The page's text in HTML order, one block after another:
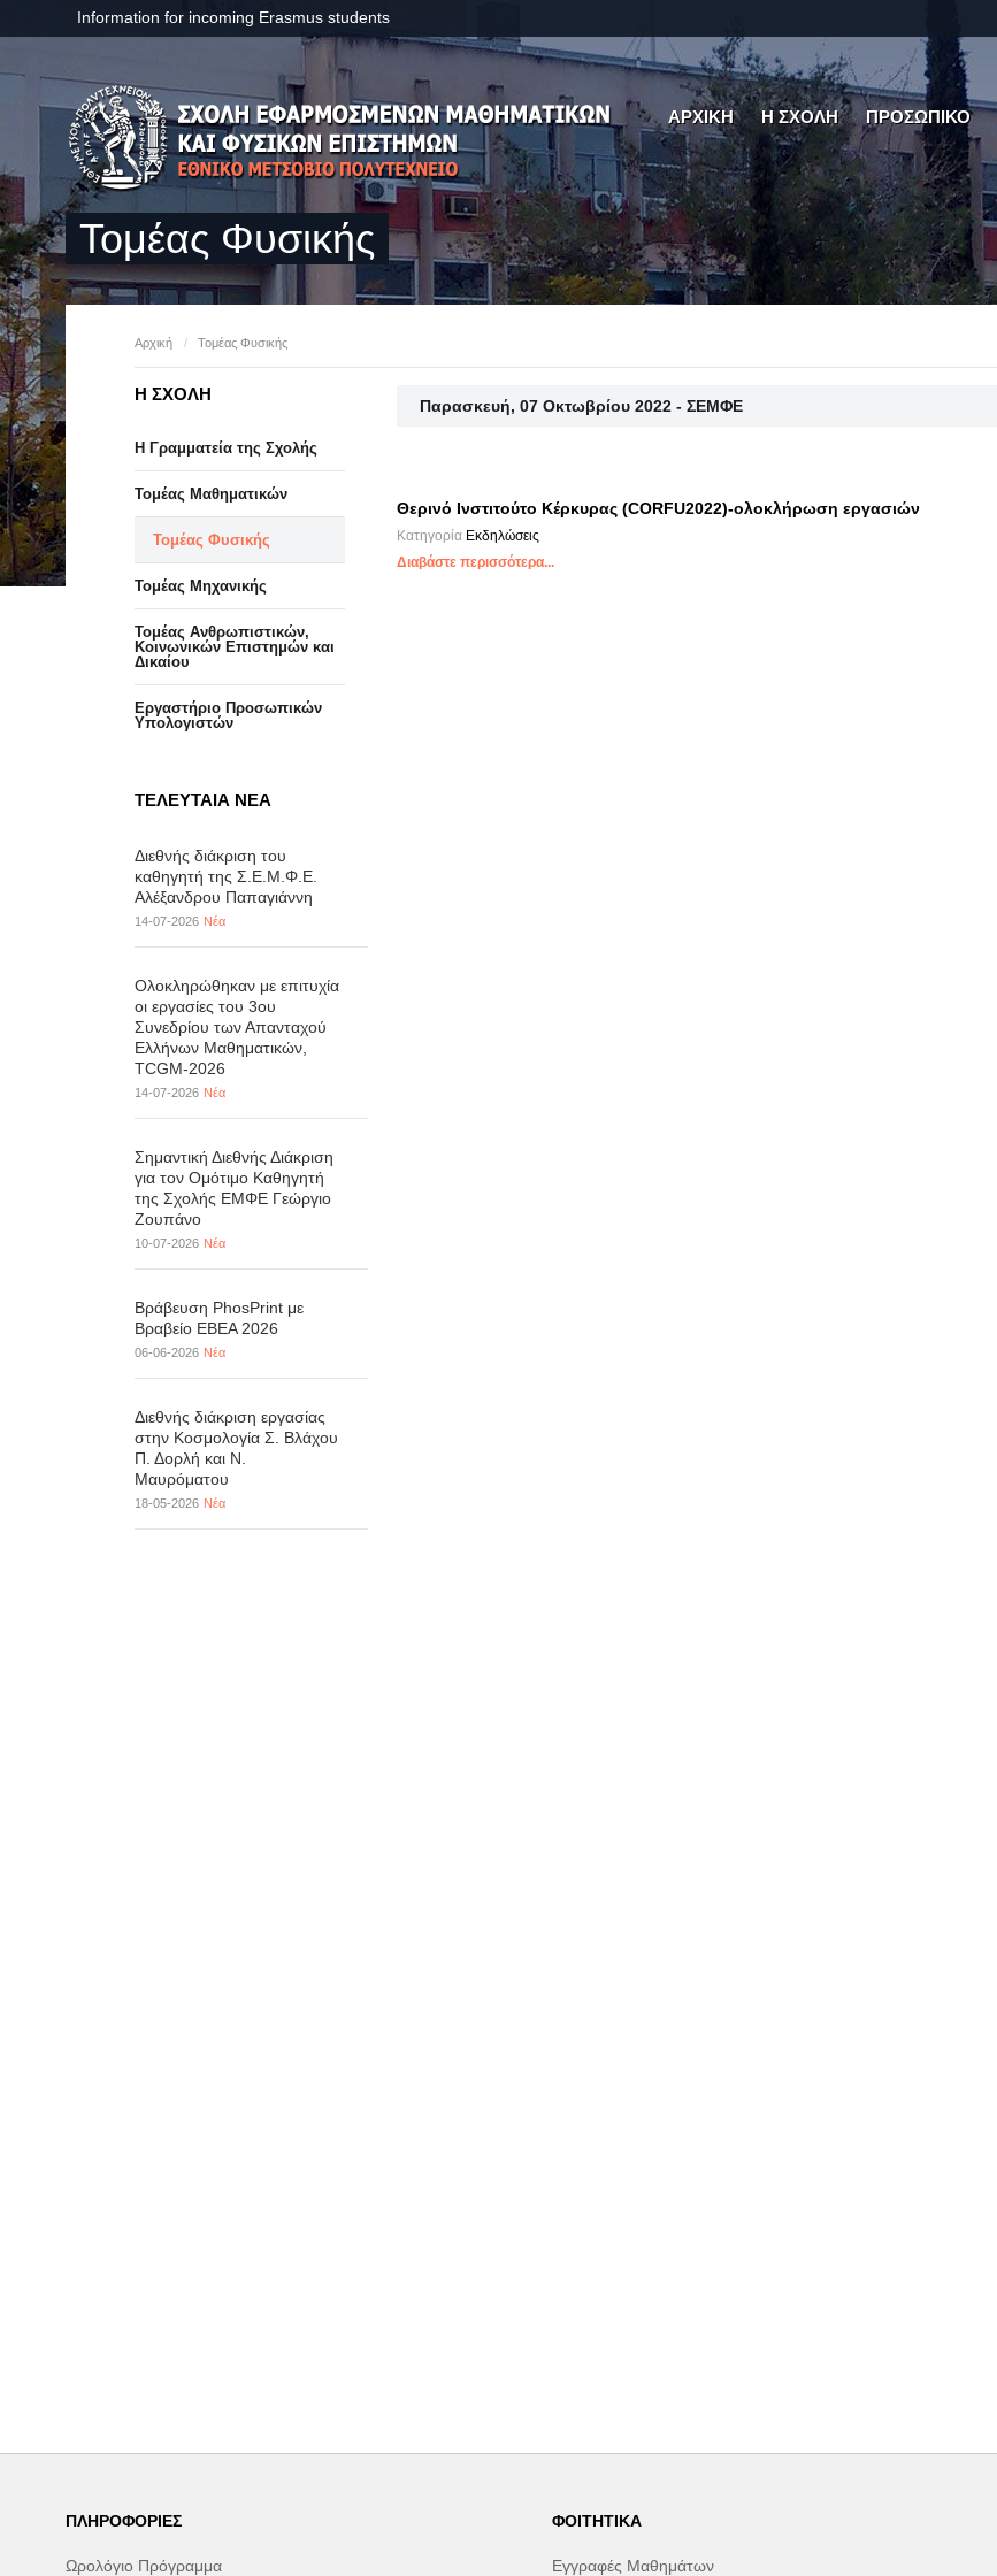
Information for incoming Erasmus students
ΑΡΧΙΚΗ Η ΣΧΟΛΗ ΠΡΟΣΩΠΙΚΟ
Τομέας Φυσικής
Αρχική / Τομέας Φυσικής
Παρασκευή, 07 Οκτωβρίου 2022 - ΣΕΜΦΕ
Θερινό Ινστιτούτο Κέρκυρας (CORFU2022)-ολοκλήρωση εργασιών
Κατηγορία Εκδηλώσεις
Διαβάστε περισσότερα...
Η ΣΧΟΛΗ
Η Γραμματεία της Σχολής
Τομέας Μαθηματικών
Τομέας Φυσικής
Τομέας Μηχανικής
Τομέας Ανθρωπιστικών,
Κοινωνικών Επιστημών και
Δικαίου
Eργαστήριo Προσωπικών
Υπολογιστών
ΤΕΛΕΥΤΑΙΑ ΝΕΑ
Διεθνής διάκριση του
καθηγητή της Σ.Ε.Μ.Φ.Ε.
Αλέξανδρου Παπαγιάννη
14-07-2026 Νέα
Ολοκληρώθηκαν με επιτυχία
οι εργασίες του 3ου
Συνεδρίου των Απανταχού
Ελλήνων Μαθηματικών,
TCGM-2026
14-07-2026 Νέα
Σημαντική Διεθνής Διάκριση
για τον Ομότιμο Καθηγητή
της Σχολής ΕΜΦΕ Γεώργιο
Ζουπάνο
10-07-2026 Νέα
Βράβευση PhosPrint με
Βραβείο ΕΒΕΑ 2026
06-06-2026 Νέα
Διεθνής διάκριση εργασίας
στην Κοσμολογία Σ. Βλάχου
Π. Δορλή και Ν.
Μαυρόματου
18-05-2026 Νέα
ΠΛΗΡΟΦΟΡΊΕΣ
Ωρολόγιο Πρόγραμμα
ΦΟΙΤΗΤΙΚΆ
Εγγραφές Μαθημάτων